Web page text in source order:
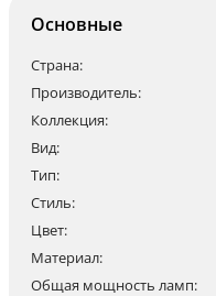
Основные
Страна:
Производитель:
Коллекция:
Вид:
Тип:
Стиль:
Цвет:
Материал:
Общая мощность ламп: